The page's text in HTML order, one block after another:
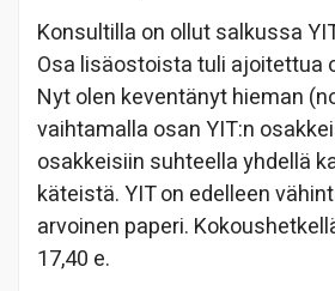
Konsultilla on ollut salkussa
Osa lisäostoista tuli ajoitettua
Nyt olen keventänyt hieman
vaihtamalla osan YIT:n
osakkeisiin suhteella yhdellä
käteistä. YIT on edelleen
arvoinen paperi.
17,40 e.